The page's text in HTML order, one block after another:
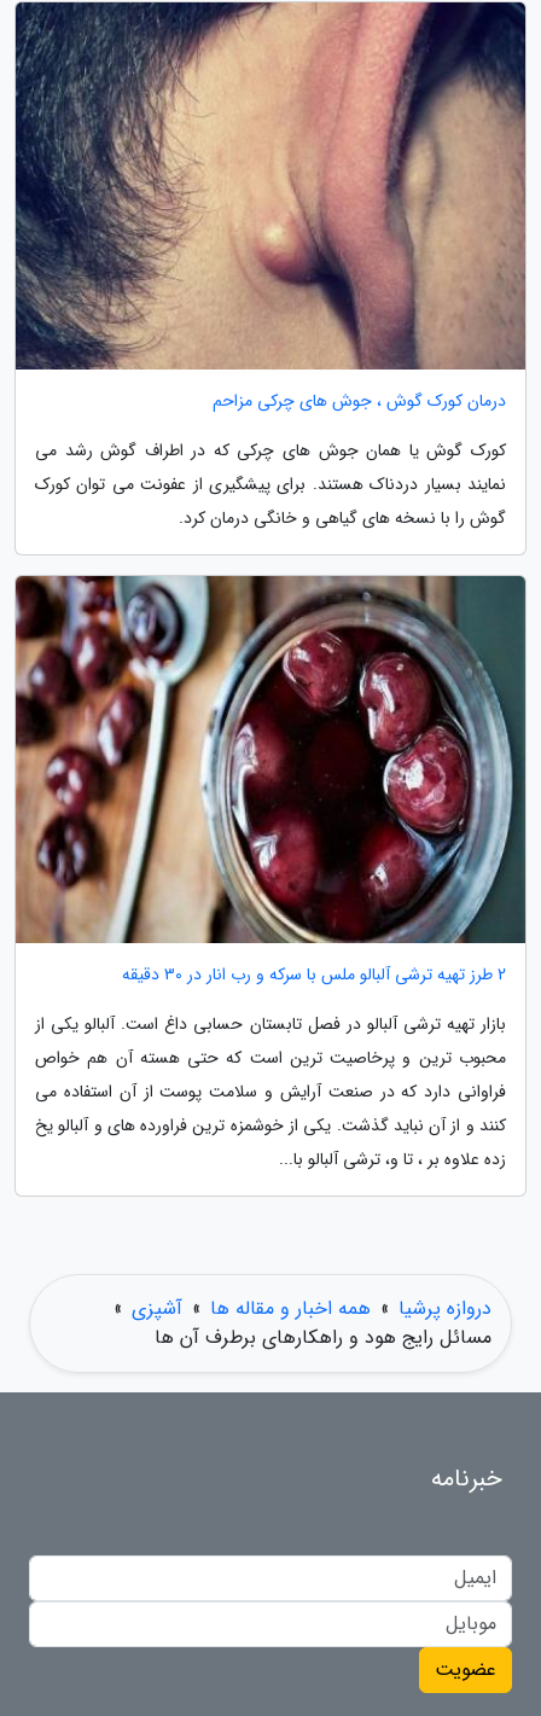
درمان کورک گوش ، جوش های چرکی مزاحم
کورک گوش یا همان جوش های چرکی که در اطراف گوش رشد می
نمایند بسیار دردناک هستند. برای پیشگیری از عفونت می توان کورک
گوش را با نسخه های گیاهی و خانگی درمان کرد.
2 طرز تهیه ترشی آلبالو ملس با سرکه و رب انار در 30 دقیقه
بازار تهیه ترشی آلبالو در فصل تابستان حسابی داغ است. آلبالو یکی از
محبوب ترین و پرخاصیت ترین است که حتی هسته آن هم خواص
فراوانی دارد که در صنعت آرایش و سلامت پوست از آن استفاده می
کنند و از آن نباید گذشت. یکی از خوشمزه ترین فراورده های و آلبالو یخ
زده علاوه بر ، تا و، ترشی آلبالو با...
دروازه پرشیا » همه اخبار و مقاله ها » آشپزی »
مسائل رایج هود و راهکارهای برطرف آن ها
خبرنامه
عضویت